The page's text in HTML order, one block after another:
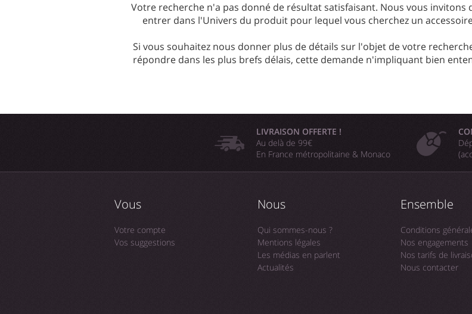
Votre recherche n'a pas donné de résultat satisfaisant. Nous vous
entrer dans l'Univers du produit pour lequel vous cherchez un
Si vous souhaitez nous donner plus de détails sur l'objet de votre
répondre dans les plus brefs délais, cette demande n'impliquant bien
LIVRAISON OFFERTE !
Au delà de 99€
En France métropolitaine & Monaco
Vous
Votre compte
Vos suggestions
Nous
Qui sommes-nous ?
Mentions légales
Les médias en parlent
Actualités
Ensemble
Conditions
Nos engagements
Nos tarifs de
Nous contacter